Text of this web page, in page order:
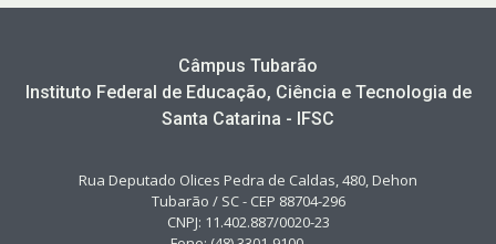
Câmpus Tubarão
Instituto Federal de Educação, Ciência e Tecnologia de
Santa Catarina - IFSC
Rua Deputado Olices Pedra de Caldas, 480, Dehon
Tubarão / SC - CEP 88704-296
CNPJ: 11.402.887/0020-23